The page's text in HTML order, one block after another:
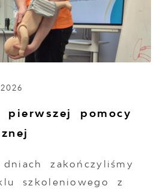
pierwszej pomocy
zakończyliśmy
szkoleniowego z